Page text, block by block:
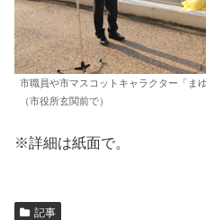
市職員や市マスコットキャラクター「ま
（市役所玄関前で）
※詳細は紙面で。
記事